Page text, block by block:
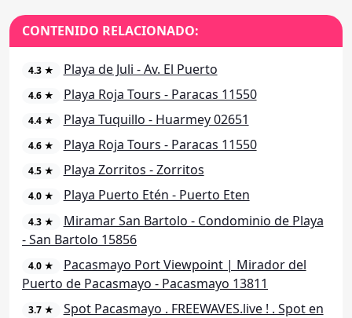
CONTENIDO RELACIONADO:
4.3 ★ Playa de Juli - Av. El Puerto
4.6 ★ Playa Roja Tours - Paracas 11550
4.4 ★ Playa Tuquillo - Huarmey 02651
4.6 ★ Playa Roja Tours - Paracas 11550
4.5 ★ Playa Zorritos - Zorritos
4.0 ★ Playa Puerto Etén - Puerto Eten
4.3 ★
Miramar San Bartolo - Condominio de Playa
- San Bartolo 15856
4.0 ★
Pacasmayo Port Viewpoint | Mirador del
Puerto de Pacasmayo - Pacasmayo 13811
3.7 ★
Spot Pacasmayo . FREEWAVES.live ! . Spot en